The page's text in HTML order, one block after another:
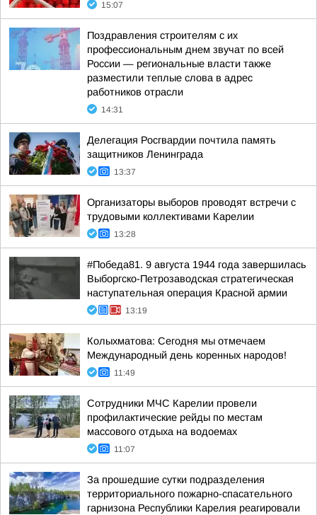
15:07
Поздравления строителям с их
профессиональным днем звучат по всей
России — региональные власти также
разместили теплые слова в адрес
работников отрасли
14:31
Делегация Росгвардии почтила память
защитников Ленинграда
13:37
Организаторы выборов проводят встречи с
трудовыми коллективами Карелии
13:28
#Победа81. 9 августа 1944 года завершилась
Выборгско-Петрозаводская стратегическая
наступательная операция Красной армии
13:19
Колыхматова: Сегодня мы отмечаем
Международный день коренных народов!
11:49
Сотрудники МЧС Карелии провели
профилактические рейды по местам
массового отдыха на водоемах
11:07
За прошедшие сутки подразделения
территориального пожарно-спасательного
гарнизона Республики Карелия реагировали